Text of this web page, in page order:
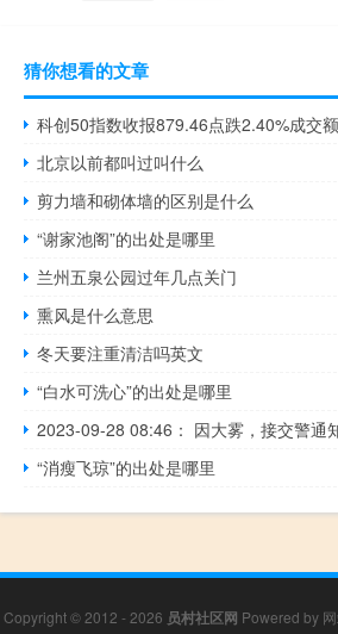
猜你想看的文章
科创50指数收报879.46点跌2.40%成交
北京以前都叫过叫什么
剪力墙和砌体墙的区别是什么
“谢家池阁”的出处是哪里
兰州五泉公园过年几点关门
熏风是什么意思
冬天要注重清洁吗英文
“白水可洗心”的出处是哪里
“消瘦飞琼”的出处是哪里
Copyright © 2012 - 2026 员村社区网 Powered by